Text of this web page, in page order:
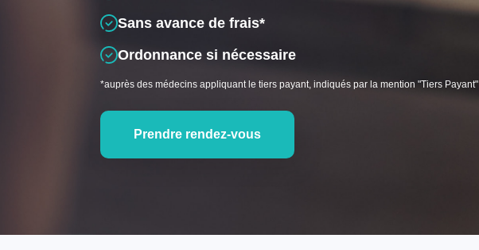
Sans avance de frais*
Ordonnance si nécessaire
*auprès des médecins appliquant le tiers payant, indiqués par la mention "Tiers Payant"
Prendre rendez-vous